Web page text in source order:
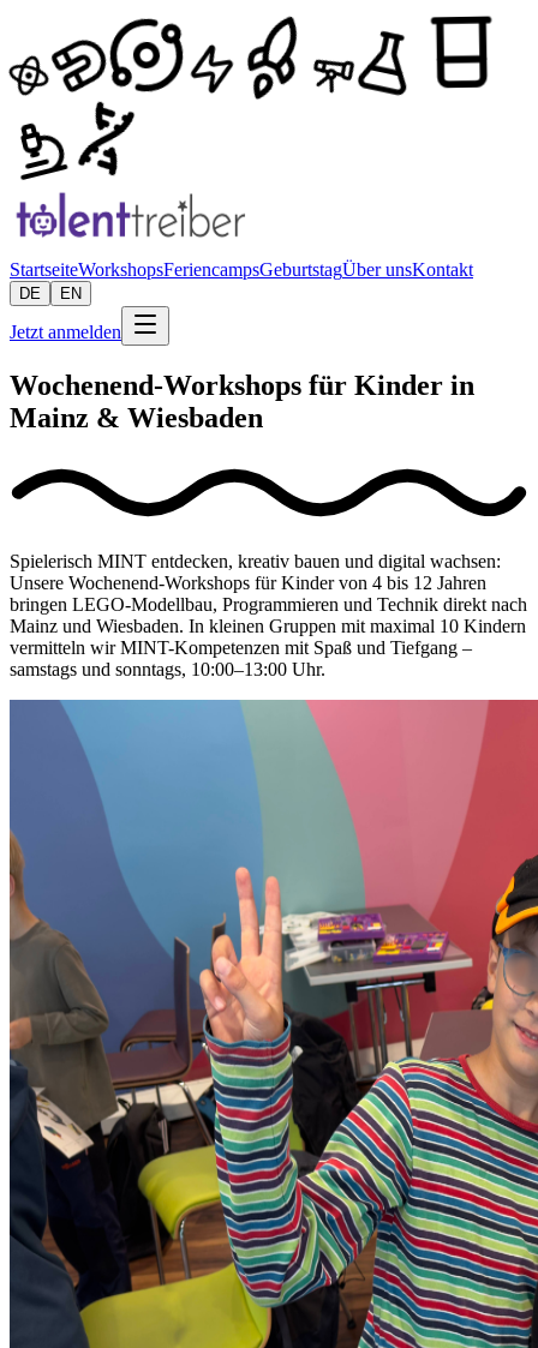
StartseiteWorkshopsFeriencampsGeburtstagÜber unsKontakt
DE EN
Jetzt anmelden
Wochenend-Workshops für Kinder in
Mainz & Wiesbaden
Spielerisch MINT entdecken, kreativ bauen und digital wachsen:
Unsere Wochenend-Workshops für Kinder von 4 bis 12 Jahren
bringen LEGO-Modellbau, Programmieren und Technik direkt nach
Mainz und Wiesbaden. In kleinen Gruppen mit maximal 10 Kindern
vermitteln wir MINT-Kompetenzen mit Spaß und Tiefgang –
samstags und sonntags, 10:00–13:00 Uhr.